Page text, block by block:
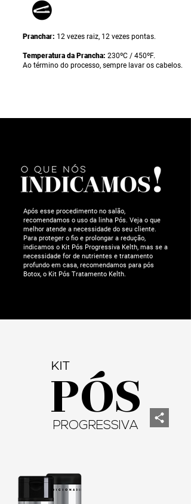
Pranchar: 12 vezes raiz, 12 vezes pontas.
Temperatura da Prancha: 230ºC / 450ºF.
Ao término do processo, sempre lavar os cabelos.
Após esse procedimento no salão,
recomendamos o uso da linha Pós. Veja o que
melhor atende a necessidade do seu cliente.
Para proteger o fio e prolongar a redução,
indicamos o Kit Pós Progressiva Kelth, mas se a
necessidade for de nutrientes e tratamento
profundo em casa, recomendamos para pós
Botox, o Kit Pós Tratamento Kelth.
KIT
PÓS
PROGRESSIVA